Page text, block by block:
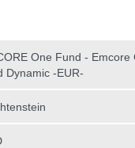
One Fund - Emcore
Dynamic -EUR-